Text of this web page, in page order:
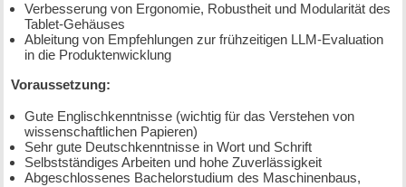
Verbesserung von Ergonomie, Robustheit und Modularität des
Tablet-Gehäuses
Ableitung von Empfehlungen zur frühzeitigen LLM-Evaluation
in die Produktenwicklung
Voraussetzung:
Gute Englischkenntnisse (wichtig für das Verstehen von
wissenschaftlichen Papieren)
Sehr gute Deutschkenntnisse in Wort und Schrift
Selbstständiges Arbeiten und hohe Zuverlässigkeit
Abgeschlossenes Bachelorstudium des Maschinenbaus,